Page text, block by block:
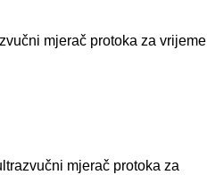
mjerač protoka za vrijeme
mjerač protoka za